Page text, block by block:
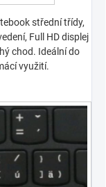
střední třídy,
Full HD displej
chod. Ideální do
využití.